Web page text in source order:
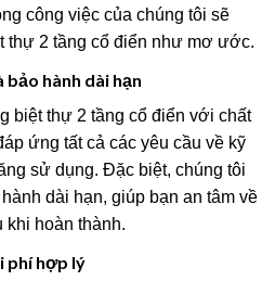
công việc của chúng tôi sẽ
thự 2 tầng cổ điển như mơ ước.
hành dài hạn
biệt thự 2 tầng cổ điển với chất
ứng tất cả các yêu cầu về kỹ
sử dụng. Đặc biệt, chúng tôi
dài hạn, giúp bạn an tâm về
hoàn thành.
phí hợp lý